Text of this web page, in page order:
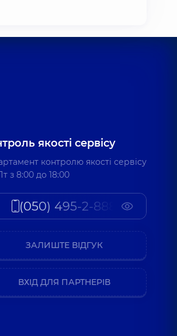
якості сервісу
контролю якості сервісу
з 8:00 до 18:00
(050) 495-2-888
ЗАЛИШТЕ ВІДГУК
ВХІД ДЛЯ ПАРТНЕРІВ